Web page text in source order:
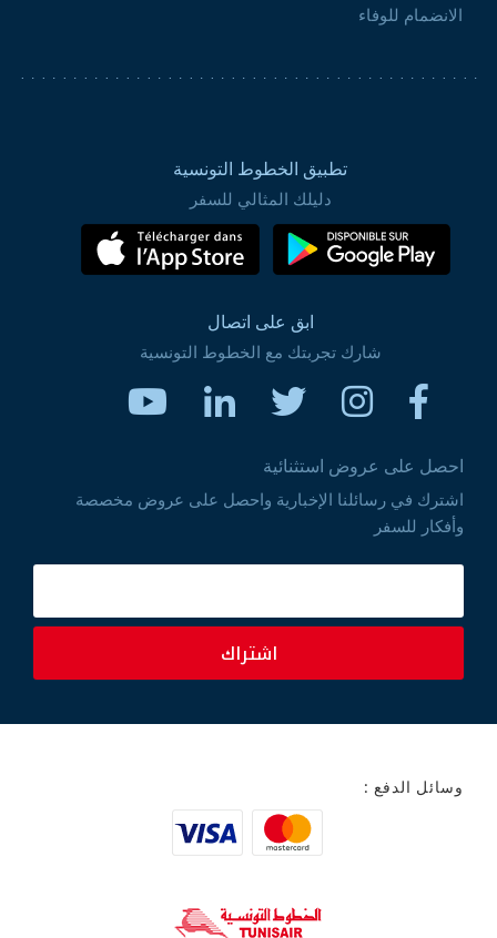
الانضمام للوفاء
تطبيق الخطوط التونسية
دليلك المثالي للسفر
ابق على اتصال
شارك تجربتك مع الخطوط التونسية
احصل على عروض استثنائية
اشترك في رسائلنا الإخبارية واحصل على عروض مخصصة
وأفكار للسفر
اشتراك
وسائل الدفع :